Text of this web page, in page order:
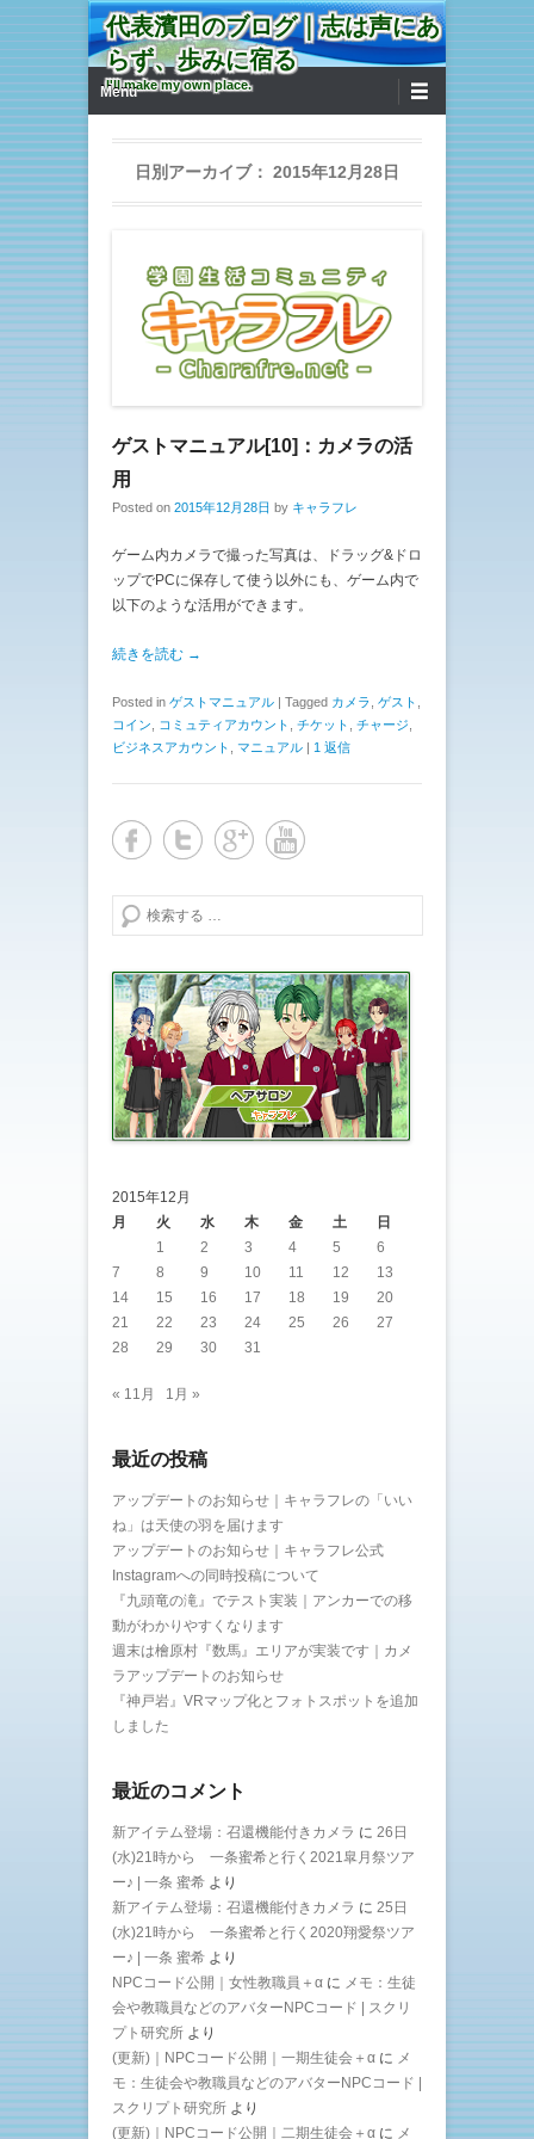
代表濱田のブログ｜志は声にあ
らず、歩みに宿る
I'll make my own place.
第1メニュー
コンテンツへ移動
Menu
日別アーカイブ： 2015年12月28日
ゲストマニュアル[10]：カメラの活
用
Posted on 2015年12月28日 by キャラフレ
ゲーム内カメラで撮った写真は、ドラッグ&ドロ
ップでPCに保存して使う以外にも、ゲーム内で
以下のような活用ができます。
続きを読む →
Posted in ゲストマニュアル | Tagged カメラ ゲスト
コイン
コミュティアカウント チケット チャージ
ビジネスアカウント
マニュアル | 1 返信
検索する
2015年12月
月
火 水 木 金 土
日
1
2 3 4 5
6
7
8 9 10 11 12
13
14
15 16 17 18 19
20
21
22 23 24 25 26
27
28
29 30 31
« 11月 1月 »
最近の投稿
アップデートのお知らせ｜キャラフレの「いい
ね」は天使の羽を届けます
アップデートのお知らせ｜キャラフレ公式
Instagramへの同時投稿について
『九頭竜の滝』でテスト実装｜アンカーでの移
動がわかりやすくなります
週末は檜原村『数馬』エリアが実装です｜カメ
ラアップデートのお知らせ
『神戸岩』VRマップ化とフォトスポットを追加
しました
最近のコメント
新アイテム登場：召還機能付きカメラ に 26日
(水)21時から 一条蜜希と行く2021皐月祭ツア
ー♪ | 一条 蜜希 より
新アイテム登場：召還機能付きカメラ に 25日
(水)21時から 一条蜜希と行く2020翔愛祭ツア
ー♪ | 一条 蜜希 より
NPCコード公開｜女性教職員＋α に メモ：生徒
会や教職員などのアバターNPCコード | スクリ
プト研究所 より
(更新)｜NPCコード公開｜一期生徒会＋α に メ
モ：生徒会や教職員などのアバターNPCコード |
スクリプト研究所 より
(更新)｜NPCコード公開｜二期生徒会＋α に メ